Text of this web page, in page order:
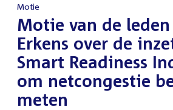
Motie
:Motie van de
Erkens over de
Smart Readiness
om netcongestie
meten